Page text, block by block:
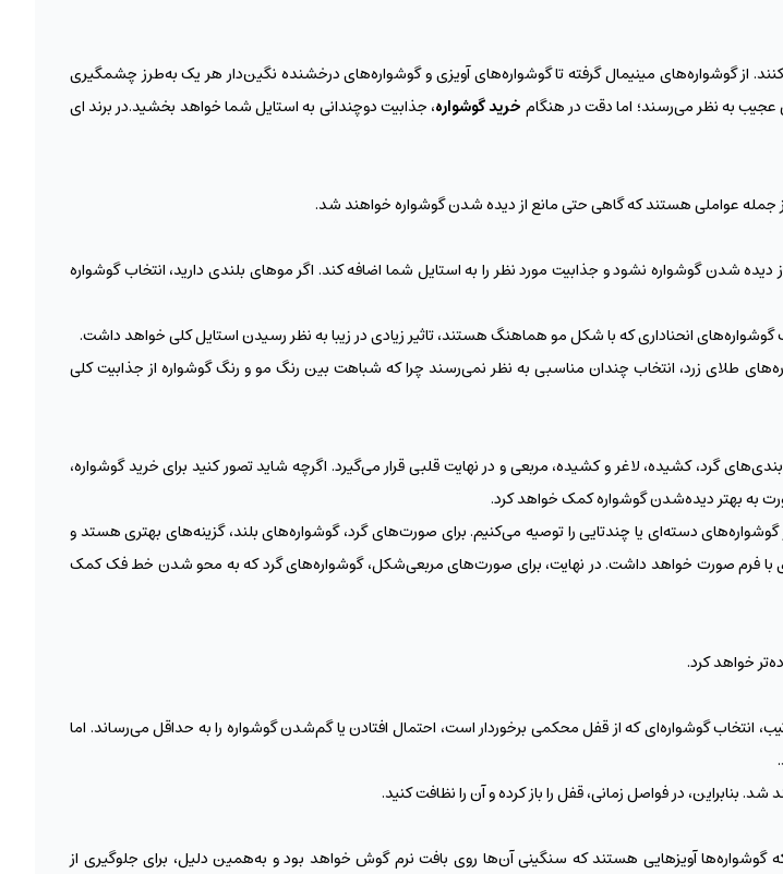
از گوشواره‌های مینیمال گرفته تا گوشواره‌‌های آویزی و گوشواره‌های درخشنده نگین‌دار هر یک به‌طرز چشمگیری
به نظر می‌رسند؛ اما دقت در هنگام خرید گوشواره، جذابیت دوچندانی به استایل شما خواهد بخشید.در برند ای
جمله عواملی هستند که گاهی حتی مانع از دیده شدن گوشواره خواهند شد.
شدن گوشواره نشود و جذابیت مورد نظر را به استایل شما اضافه کند. اگر موهای بلندی دارید، انتخاب گوشواره
انحناداری که با شکل مو هماهنگ هستند، تاثیر زیادی در زیبا به نظر رسیدن استایل کلی خواهد داشت.
طلای زرد، انتخاب چندان مناسبی به نظر نمی‌رسند چرا که شباهت بین رنگ مو و رنگ گوشواره از جذابیت کلی
گرد، کشیده، لاغر و کشیده، مربعی و در نهایت قلبی قرار می‌گیرد. اگرچه شاید تصور کنید برای خرید گوشواره،
صورت به بهتر دیده‌شدن گوشواره کمک خواهد کرد.
دسته‌ای یا چندتایی را توصیه می‌کنیم. برای صورت‌های گرد، گوشواره‌های بلند، گزینه‌‌های بهتری هستد و
با فرم صورت خواهد داشت. در نهایت، برای صورت‌های مربعی‌شکل، گوشواره‌های گرد که به محو شدن خط فک کمک
خواهد کرد.
انتخاب گوشواره‌ای که از قفل محکمی برخوردار است، احتمال افتادن یا گم‌شدن گوشواره را به حداقل می‌رساند. اما
بنابراین، در فواصل زمانی، قفل را باز کرده و آن را نظافت کنید.
آویزهایی هستند که سنگینی آن‌ها روی بافت نرم گوش خواهد بود و به‌همین دلیل، برای جلوگیری از